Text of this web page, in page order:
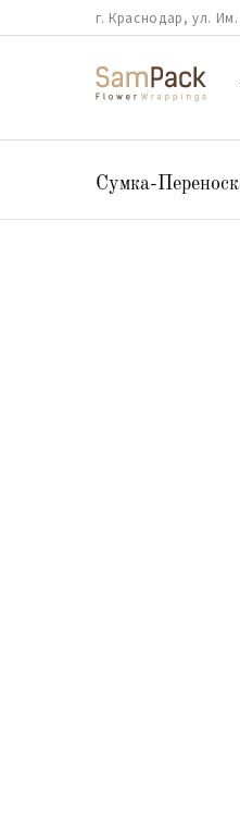
г. Краснодар, ул.
Сумка-